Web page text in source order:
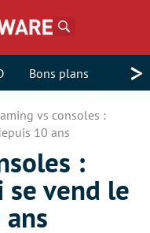
Bons plans >
vs consoles :
10 ans
:
se vend le